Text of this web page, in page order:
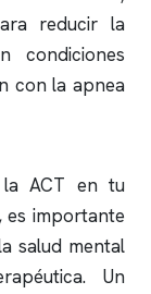
reducir la
condiciones
con la apnea
la ACT en tu
, es importante
salud mental
Un